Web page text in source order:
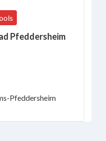
Pfeddersheim
Pfeddersheim